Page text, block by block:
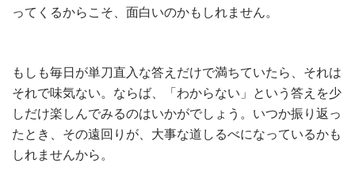
ってくるからこそ、面白いのかもしれません。
もしも毎日が単刀直入な答えだけで満ちていたら、それは
それで味気ない。ならば、「わからない」という答えを少
しだけ楽しんでみるのはいかがでしょう。いつか振り返っ
たとき、その遠回りが、大事な道しるべになっているかも
しれませんから。